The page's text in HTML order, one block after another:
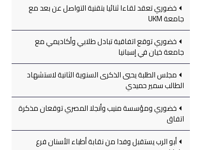
خضوري تعقد لقاءا ثنائيا بتقنية التواصل عن بعد مع
جامعة UKM
خضوري توقع اتفاقية تبادل طلابي وأكاديمي مع
جامعة خيان في إسبانيا
مجلس الطلبة يحيي الذكرى السنوية الثانية لاستشهاد
الطالب سمير حميدي
خضوري ومؤسسة منيب وأنجلا المصري توقعان مذكرة
اتفاق
أبو الرب يستقبل وفدا من نقابة أطباء الأسنان فرع